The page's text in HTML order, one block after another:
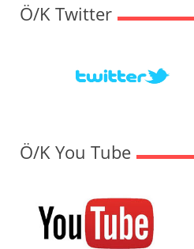
Ö/K Twitter
Ö/K You Tube